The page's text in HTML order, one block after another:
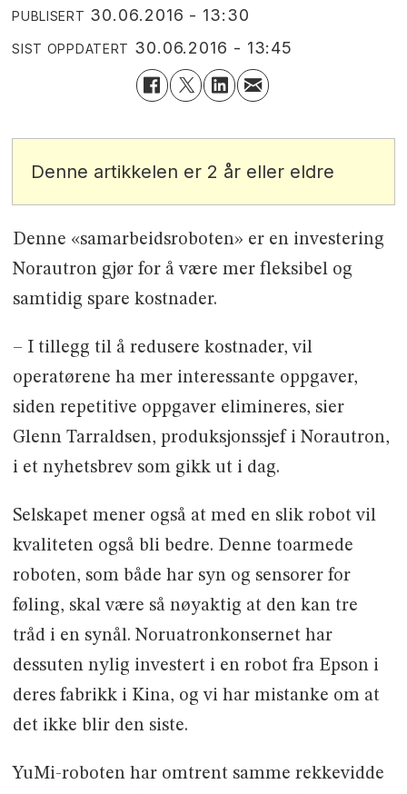
PUBLISERT 30.06.2016 - 13:30
SIST OPPDATERT 30.06.2016 - 13:45
Denne artikkelen er 2 år eller eldre
Denne «samarbeidsroboten» er en investering
Norautron gjør for å være mer fleksibel og
samtidig spare kostnader.
– I tillegg til å redusere kostnader, vil
operatørene ha mer interessante oppgaver,
siden repetitive oppgaver elimineres, sier
Glenn Tarraldsen, produksjonssjef i Norautron,
i et nyhetsbrev som gikk ut i dag.
Selskapet mener også at med en slik robot vil
kvaliteten også bli bedre. Denne toarmede
roboten, som både har syn og sensorer for
føling, skal være så nøyaktig at den kan tre
tråd i en synål. Noruatronkonsernet har
dessuten nylig investert i en robot fra Epson i
deres fabrikk i Kina, og vi har mistanke om at
det ikke blir den siste.
YuMi-roboten har omtrent samme rekkevidde